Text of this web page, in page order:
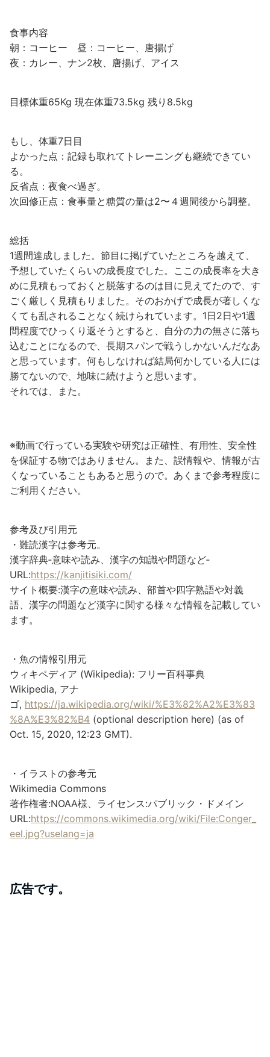
食事内容
朝：コーヒー 昼：コーヒー、唐揚げ
夜：カレー、ナン2枚、唐揚げ、アイス
目標体重65Kg 現在体重73.5kg 残り8.5kg
もし、体重7日目
よかった点：記録も取れてトレーニングも継続できてい
る。
反省点：夜食べ過ぎ。
次回修正点：食事量と糖質の量は2〜４週間後から調整。
総括
1週間達成しました。節目に掲げていたところを越えて、
予想していたくらいの成長度でした。ここの成長率を大き
めに見積もっておくと脱落するのは目に見えてたので、す
ごく厳しく見積もりました。そのおかげで成長が著しくな
くても乱されることなく続けられています。1日2日や1週
間程度でひっくり返そうとすると、自分の力の無さに落ち
込むことになるので、長期スパンで戦うしかないんだなあ
と思っています。何もしなければ結局何かしている人には
勝てないので、地味に続けようと思います。
それでは、また。
※動画で行っている実験や研究は正確性、有用性、安全性
を保証する物ではありません。また、誤情報や、情報が古
くなっていることもあると思うので。あくまで参考程度に
ご利用ください。
参考及び引用元
・難読漢字は参考元。
漢字辞典‐意味や読み、漢字の知識や問題など‐
URL:https://kanjitisiki.com/
サイト概要:漢字の意味や読み、部首や四字熟語や対義
語、漢字の問題など漢字に関する様々な情報を記載してい
ます。
・魚の情報引用元
ウィキペディア (Wikipedia): フリー百科事典
Wikipedia, アナ
ゴ, https://ja.wikipedia.org/wiki/%E3%82%A2%E3%83
%8A%E3%82%B4 (optional description here) (as of
Oct. 15, 2020, 12:23 GMT).
・イラストの参考元
Wikimedia Commons
著作権者:NOAA様、ライセンス:パブリック・ドメイン
URL:https://commons.wikimedia.org/wiki/File:Conger_
eel.jpg?uselang=ja
広告です。